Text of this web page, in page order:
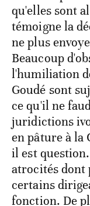
qu'elles sont
témoigne la
ne plus
Beaucoup
l'humiliation
Goudé sont
ce qu'il ne
juridictions
en pâture à la
il est
atrocités dont
certains
fonction. De